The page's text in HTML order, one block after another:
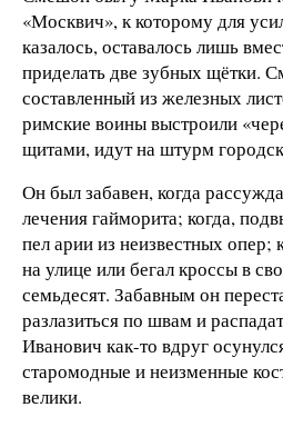
«Москвич», к которому для
казалось, оставалось лишь
приделать две зубных щётки.
составленный из железных
римские воины выстроили
щитами, идут на штурм
Он был забавен, когда
лечения гайморита; когда,
пел арии из неизвестных опер;
на улице или бегал кроссы в
семьдесят. Забавным он
разлазиться по швам и
Иванович как-то вдруг
старомодные и неизменные
велики.